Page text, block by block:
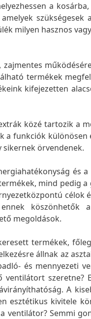
a
milyen hasznos
termékek
kifejezetten
közé tartozik a
funkciók különösen
örvendenek.
és
mind pedig
célok
megoldások.
termékek,
állnak az
és mennyezeti
ventilátort
A
esztétikus kivitele
ventilátor? Semmi